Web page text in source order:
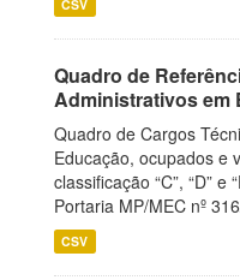
CSV
Quadro de
Administrativos em
Quadro de Cargos
Educação, ocupados e
classificação “C”, “D” e
Portaria MP/MEC nº
CSV